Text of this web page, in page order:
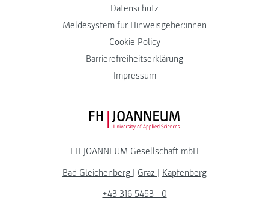
Datenschutz
Meldesystem für Hinweisgeber:innen
Cookie Policy
Barrierefreiheitserklärung
Impressum
FH JOANNEUM Logo
FH JOANNEUM Gesellschaft mbH
Bad Gleichenberg | Graz | Kapfenberg
+43 316 5453 - 0